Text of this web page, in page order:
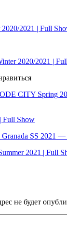
2021 | Full
2020/2021 |
CITY Spring
Full Show
SS 2021 —
2021 | Full
не будет